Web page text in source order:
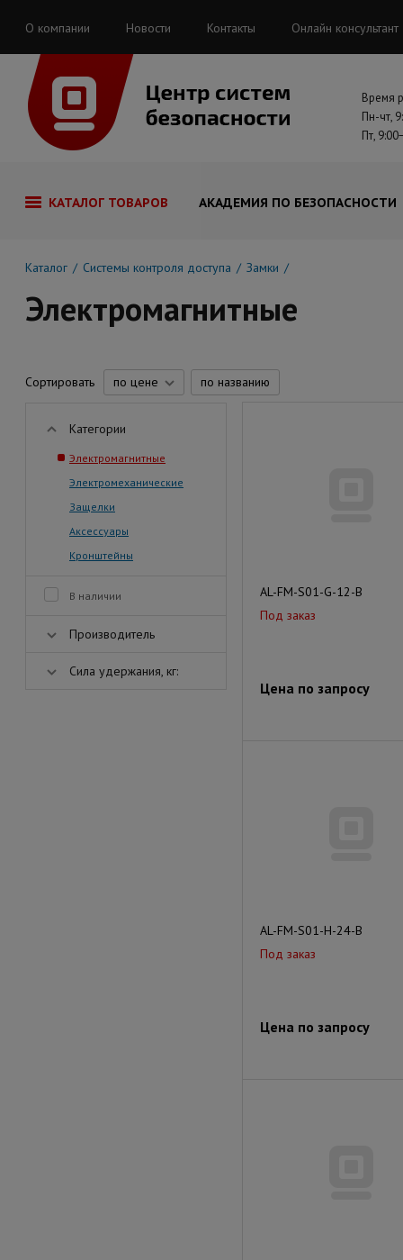
О компании Новости Контакты Онлайн консультант
Время
Пн-чт,
Пт,
КАТАЛОГ ТОВАРОВ АКАДЕМИЯ ПО БЕЗОПАСНОСТИ
Каталог Системы контроля доступа Замки
Электромагнитные
Сортировать по цене по названию
Категории
Электромагнитные
Электромеханические
Защелки
Аксессуары
Кронштейны
В наличии
Производитель
Сила удержания, кг:
AL-FM-S01-G-12-B
Под заказ
Цена по запросу
AL-FM-S01-H-24-B
Под заказ
Цена по запросу